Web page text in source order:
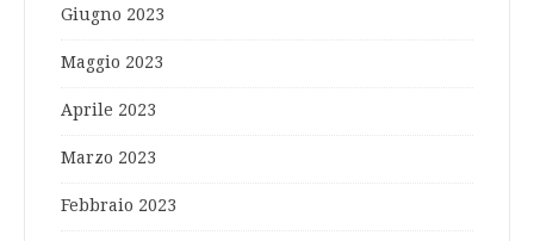
Giugno 2023
Maggio 2023
Aprile 2023
Marzo 2023
Febbraio 2023